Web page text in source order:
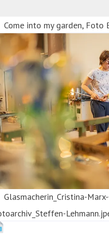
Come into my garden, Foto
Glasmacherin_Cristina-